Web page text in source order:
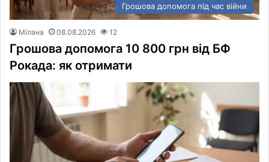
Грошова допомога під час війни
Мілана 08.08.2026 12
Грошова допомога 10 800 грн від БФ
Рокада: як отримати